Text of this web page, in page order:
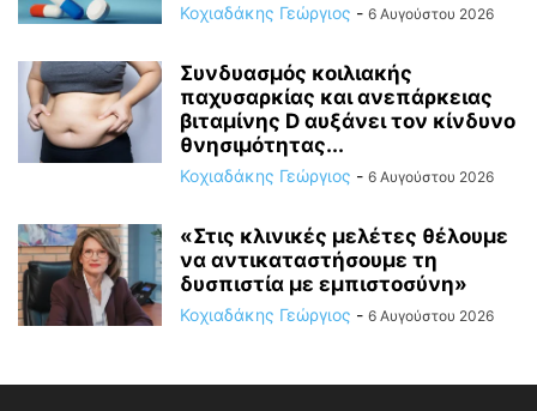
Κοχιαδάκης Γεώργιος - 6 Αυγούστου 2026
Συνδυασμός κοιλιακής
παχυσαρκίας και ανεπάρκειας
βιταμίνης D αυξάνει τον κίνδυνο
θνησιμότητας...
Κοχιαδάκης Γεώργιος - 6 Αυγούστου 2026
«Στις κλινικές μελέτες θέλουμε
να αντικαταστήσουμε τη
δυσπιστία με εμπιστοσύνη»
Κοχιαδάκης Γεώργιος - 6 Αυγούστου 2026